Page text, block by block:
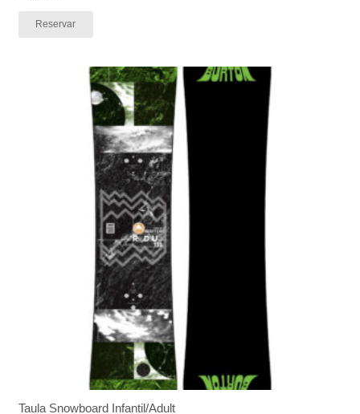
Reservar
Taula Snowboard Infantil/Adult